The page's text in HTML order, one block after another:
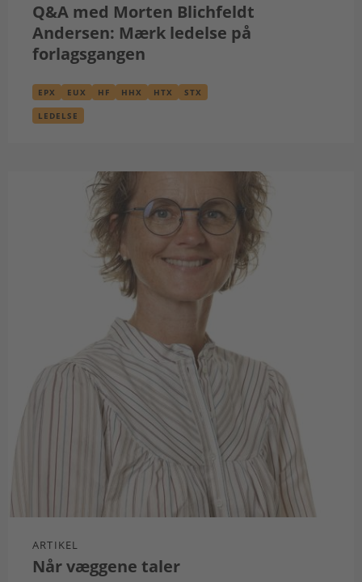
Q&A med Morten Blichfeldt
Andersen: Mærk ledelse på
forlagsgangen
EPX EUX HF HHX HTX STX
LEDELSE
ARTIKEL
Når væggene taler